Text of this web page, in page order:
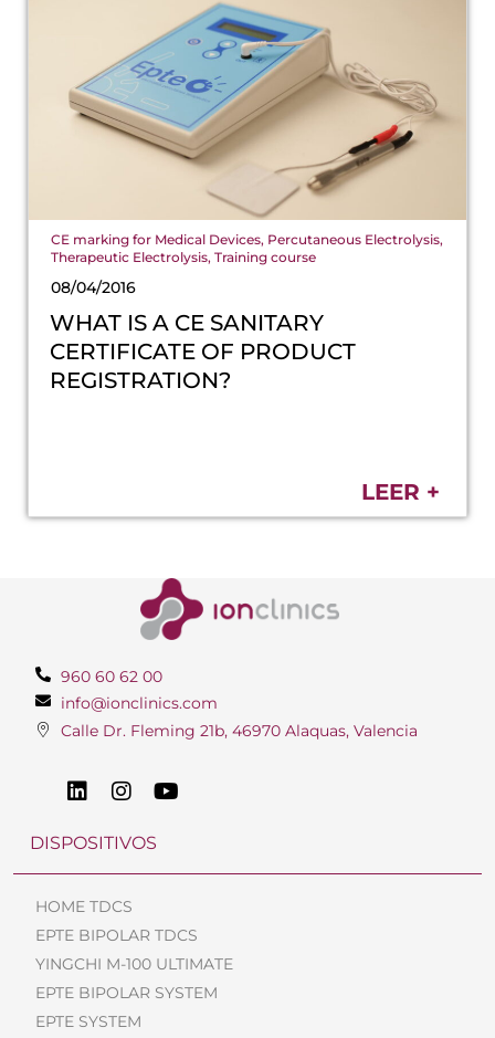
CE marking for Medical Devices, Percutaneous Electrolysis,
Therapeutic Electrolysis, Training course
08/04/2016
WHAT IS A CE SANITARY
CERTIFICATE OF PRODUCT
REGISTRATION?
LEER +
960 60 62 00
info@ionclinics.com
Calle Dr. Fleming 21b, 46970 Alaquas, Valencia
DISPOSITIVOS
HOME TDCS
EPTE BIPOLAR TDCS
YINGCHI M-100 ULTIMATE
EPTE BIPOLAR SYSTEM
EPTE SYSTEM